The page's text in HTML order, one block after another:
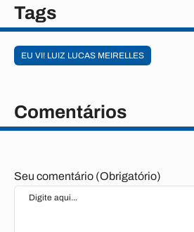
Tags
EU VI! LUIZ LUCAS MEIRELLES
Comentários
Seu comentário (Obrigatório)